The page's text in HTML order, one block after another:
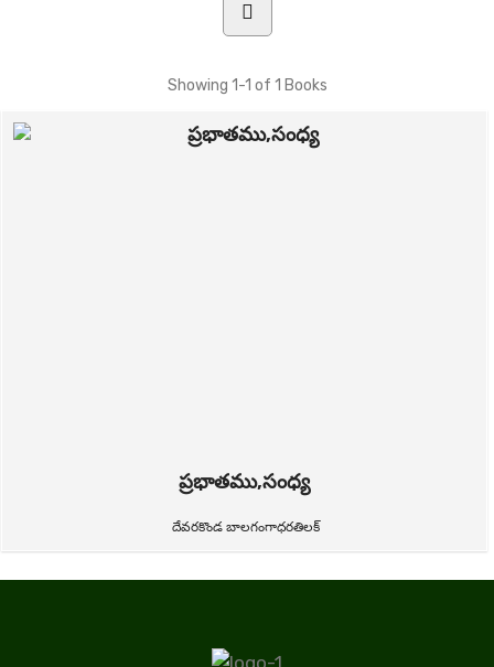
Showing 1-1 of 1 Books
ప్రభాతము,సంధ్య
దేవరకొండ బాలగంగాధరతిలక్